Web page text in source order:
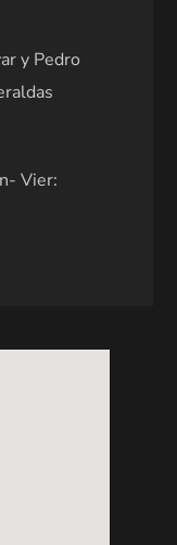
y Pedro
Vier: